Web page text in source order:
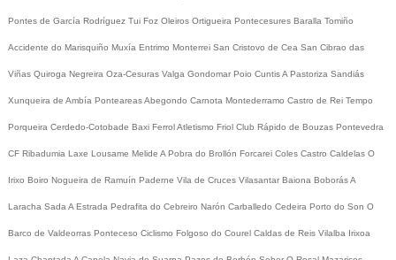
Pontes de García Rodríguez Tui Foz Oleiros Ortigueira Pontecesures Baralla Tomiño
Accidente do Marisquiño Muxía Entrimo Monterrei San Cristovo de Cea San Cibrao das
Viñas Quiroga Negreira Oza-Cesuras Valga Gondomar Poio CuntisA Pastoriza Sandiás
Xunqueira de Ambía PonteareasAbegondo Carnota Montederramo Castro de Rei Tempo
Porqueira Cerdedo-Cotobade Baxi FerrolAtletismo Friol Club Rápido de Bouzas Pontevedra
CF Ribadumia Laxe Lousame Melide A Pobra do Brollón Forcarei Coles Castro Caldelas O
Irixo Boiro Nogueira de Ramuín Paderne Vila de Cruces Vilasantar Baiona BoborásA
Laracha Sada A Estrada Pedrafita do Cebreiro Narón Carballedo Cedeira Porto do Son O
Barco de Valdeorras Ponteceso Ciclismo Folgoso do Courel Caldas de Reis Vilalba Irixoa